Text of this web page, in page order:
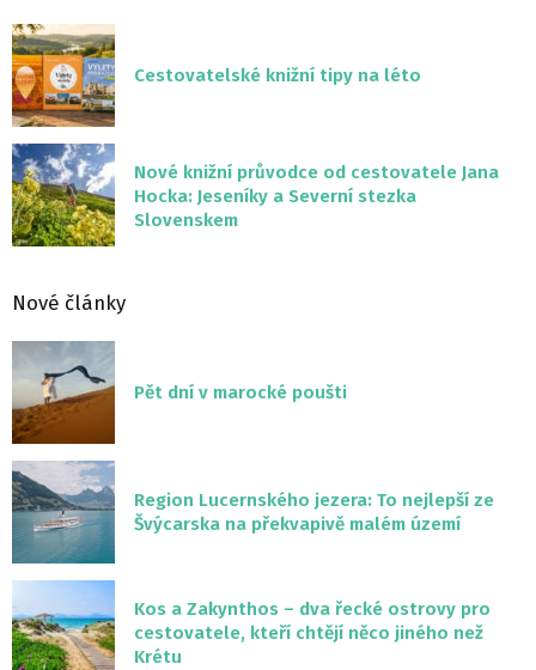
Cestovatelské knižní tipy na léto
Nové knižní průvodce od cestovatele Jana
Hocka: Jeseníky a Severní stezka
Slovenskem
Nové články
Pět dní v marocké poušti
Region Lucernského jezera: To nejlepší ze
Švýcarska na překvapivě malém území
Kos a Zakynthos – dva řecké ostrovy pro
cestovatele, kteří chtějí něco jiného než
Krétu